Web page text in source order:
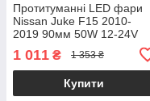
Протитуманні LED фари
Nissan Juke F15 2010-
2019 90мм 50W 12-24V
біле світло СТГ JR-W-17 /
Ніссан Жук (2 шт.)
1 011 ₴ 1 353 ₴
Купити